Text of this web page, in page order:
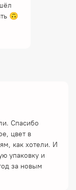
🙃
Спасибо
цвет в
как хотели. И
упаковку и
за новым